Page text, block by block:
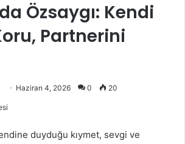
Özsaygı: Kendi
Partnerini
göndermek
Haziran 4, 2026 0 20
duyduğu kıymet, sevgi ve